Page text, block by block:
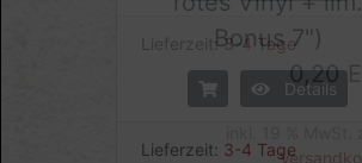
Bonus 7")
Details
Lieferzeit: 3-4 Tage